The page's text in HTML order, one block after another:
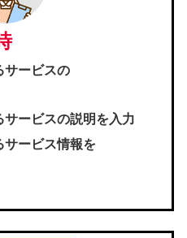
サービスの
ービスの説明を入力
サービス情報を